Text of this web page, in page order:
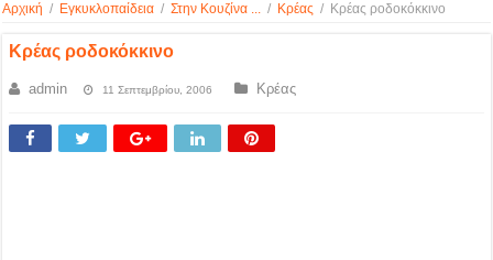
Αρχική / Εγκυκλοπαίδεια / Στην Κουζίνα ... / Κρέας / Κρέας ροδοκόκκινο
Κρέας ροδοκόκκινο
admin 11 Σεπτεμβρίου, 2006 Κρέας